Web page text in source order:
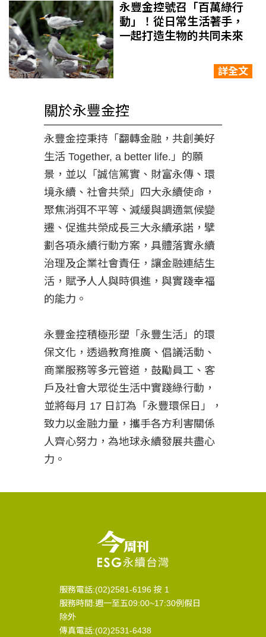
永豐金控號召「百萬綠行
動」！從日常生活著手，
一起打造生物的共同未來
詳全文
關於永豐金控
永豐金控秉持「翻轉金融，共創美好
生活 Together, a better life.」的願
景，並以「誠信篤實、財富永傳、環
境永續、社會共榮」四大永續使命，
聚焦消弭不平等、減緩與調適氣候變
遷、促進共榮成長三大永續承諾，擘
劃各項永續行動方案，具體落實永續
治理及企業社會責任，讓金融連結生
活，賦予人人與時俱進，與實踐幸福
的能力。
永豐金控積極形塑「永豐生活」的環
保文化，透過教育推廣、倡議活動、
商業服務等多元管道，鼓勵員工、客
戶及社會大眾從生活中實踐綠行動，
並將每月 17 日訂為「永豐環保日」，
致力以金融力量，攜手各方利害關係
人齊心努力，為地球永續發展共盡心
力。
服務電話:(02)2581-6196 按 1
服務時間:週一至五09:00~17:30例假日
除外
傳真電話:(02)2531-6438